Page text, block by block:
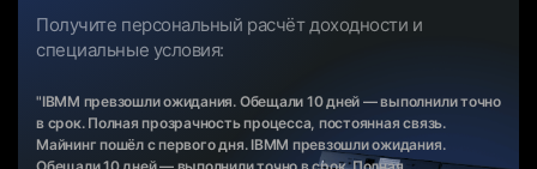
Получите персональный расчёт доходности и
специальные условия:
"IBMM превзошли ожидания. Обещали 10 дней — выполнили точно
в срок. Полная прозрачность процесса, постоянная связь.
Майнинг пошёл с первого дня. IBMM превзошли ожидания.